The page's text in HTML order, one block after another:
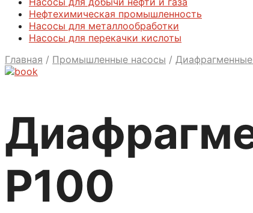
Нефтехимическая промышленность
Насосы для металлообработки
Насосы для перекачки кислоты
Главная / Промышленные насосы /
P100